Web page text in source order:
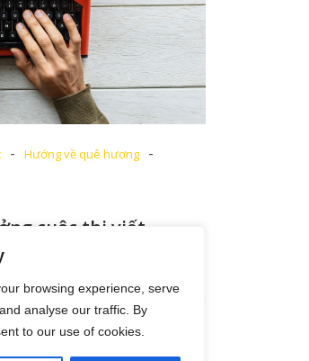
browsing experience, serve
analyse our traffic. By
to our use of cookies.
- Hướng về quê hương -
cuộc thi viết
đường
kỉ niệm 5 năm thành lập